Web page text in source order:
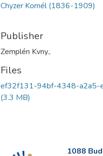
Chyzer Kornél (1836-1909)
Publisher
Zemplén Kvny.,
Files
ef32f131-94bf-4348-a2a5-
(3.3 MB)
1088